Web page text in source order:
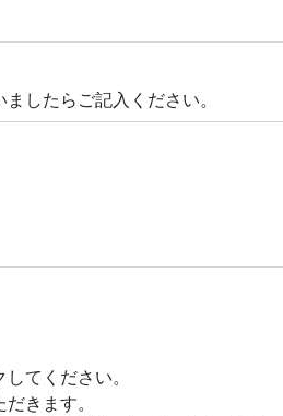
したらご記入ください。
てください。
きます。